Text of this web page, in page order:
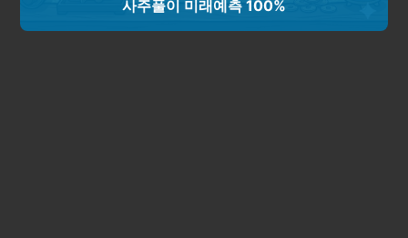
사주풀이 미래예측 100%